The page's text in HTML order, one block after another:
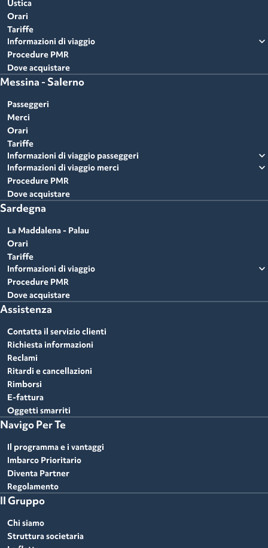
Ustica
Orari
Tariffe
Informazioni di viaggio
expand_more
Procedure PMR
Dove acquistare
Messina - Salerno
Passeggeri
Merci
Orari
Tariffe
Informazioni di viaggio passeggeri
expand_more
Informazioni di viaggio merci expand_more
Procedure PMR
Dove acquistare
Sardegna
La Maddalena - Palau
Orari
Tariffe
Informazioni di viaggio
expand_more
Procedure PMR
Dove acquistare
Assistenza
Contatta il servizio clienti
Richiesta informazioni
Reclami
Ritardi e cancellazioni
Rimborsi
E-fattura
Oggetti smarriti
Navigo Per Te
Il programma e i vantaggi
Imbarco Prioritario
Diventa Partner
Regolamento
Il Gruppo
Chi siamo
Struttura societaria